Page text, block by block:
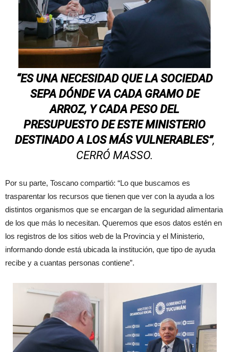
“ES UNA NECESIDAD QUE LA SOCIEDAD
SEPA DÓNDE VA CADA GRAMO DE
ARROZ, Y CADA PESO DEL
PRESUPUESTO DE ESTE MINISTERIO
DESTINADO A LOS MÁS VULNERABLES”,
CERRÓ MASSO.
Por su parte, Toscano compartió: “Lo que buscamos es
trasparentar los recursos que tienen que ver con la ayuda a los
distintos organismos que se encargan de la seguridad alimentaria
de los que más lo necesitan. Queremos que esos datos estén en
los registros de los sitios web de la Provincia y el Ministerio,
informando donde está ubicada la institución, que tipo de ayuda
recibe y a cuantas personas contiene”.